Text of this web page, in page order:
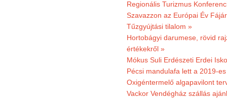
Regionális Turizmus
Szavazzon az Európai Év
Tűzgyújtási tilalom »
Hortobágyi darumese, rövid
értékekről »
Mókus Suli Erdészeti Erdei
Pécsi mandulafa lett a 2019-
Oxigéntermelő algapavilont
Vackor Vendégház szállás